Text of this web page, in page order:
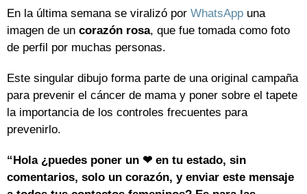
En la última semana se viralizó por WhatsApp una
imagen de un corazón rosa, que fue tomada como foto
de perfil por muchas personas.
Este singular dibujo forma parte de una original campaña
para prevenir el cáncer de mama y poner sobre el tapete
la importancia de los controles frecuentes para
prevenirlo.
“Hola ¿puedes poner un ❤ en tu estado, sin
comentarios, solo un corazón, y enviar este mensaje